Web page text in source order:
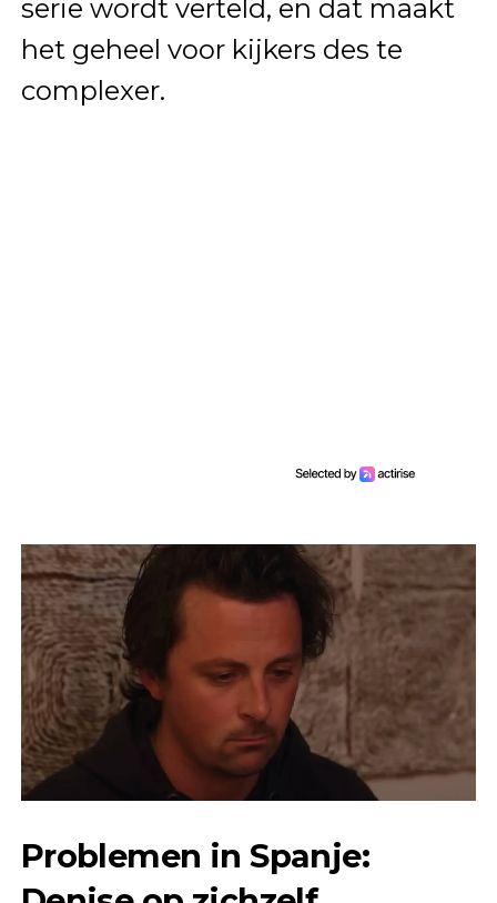
serie wordt verteld, en dat maakt
het geheel voor kijkers des te
complexer.
Problemen in Spanje: